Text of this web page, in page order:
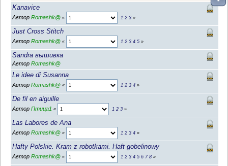
Kanavice
Автор Romashk@ « 1 2 3»
Just Cross Stitch
Автор Romashk@ « 1 2 3 4 5»
Sandra вышивка
Автор Romashk@
Le idee di Susanna
Автор Romashk@ « 1 2 3 4»
De fil en aiguille
Автор Птица1 « 1 2 3»
Las Labores de Ana
Автор Romashk@ « 1 2 3 4»
Hafty Polskie. Kram z robotkami. Haft gobelinowy
Автор Romashk@ « 1 2 3 4 5 6 7 8»